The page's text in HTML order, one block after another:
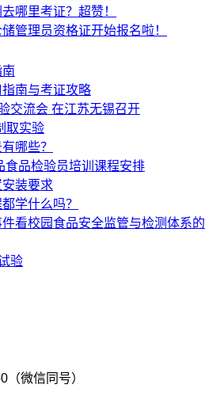
哪里考证？超赞！
管理员资格证开始报名啦！
南与考证攻略
交流会 在江苏无锡召开
取实验
哪些？
食品检验员培训课程安排
装要求
学什么吗？
看校园食品安全监管与检测体系的
验
微信同号）